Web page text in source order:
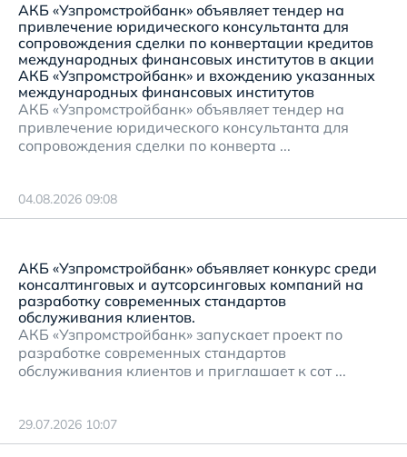
АКБ «Узпромстройбанк» объявляет тендер на
привлечение юридического консультанта для
сопровождения сделки по конвертации кредитов
международных финансовых институтов в акции
АКБ «Узпромстройбанк» и вхождению указанных
международных финансовых институтов
АКБ «Узпромстройбанк» объявляет тендер на
привлечение юридического консультанта для
сопровождения сделки по конверта ...
04.08.2026 09:08
АКБ «Узпромстройбанк» объявляет конкурс среди
консалтинговых и аутсорсинговых компаний на
разработку современных стандартов
обслуживания клиентов.
АКБ «Узпромстройбанк» запускает проект по
разработке современных стандартов
обслуживания клиентов и приглашает к сот ...
29.07.2026 10:07